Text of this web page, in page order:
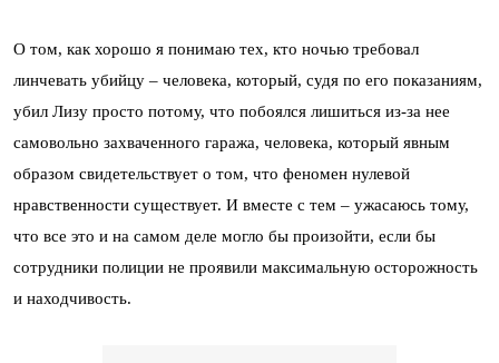
О том, как хорошо я понимаю тех, кто ночью требовал
линчевать убийцу – человека, который, судя по его показаниям,
убил Лизу просто потому, что побоялся лишиться из-за нее
самовольно захваченного гаража, человека, который явным
образом свидетельствует о том, что феномен нулевой
нравственности существует. И вместе с тем – ужасаюсь тому,
что все это и на самом деле могло бы произойти, если бы
сотрудники полиции не проявили максимальную осторожность
и находчивость.